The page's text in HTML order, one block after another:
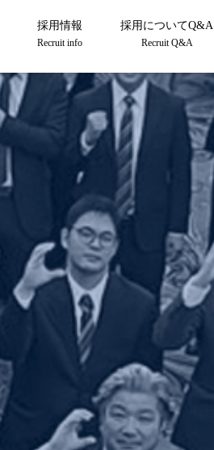
採用情報
Recruit info
採用についてQ&A
Recruit Q&A